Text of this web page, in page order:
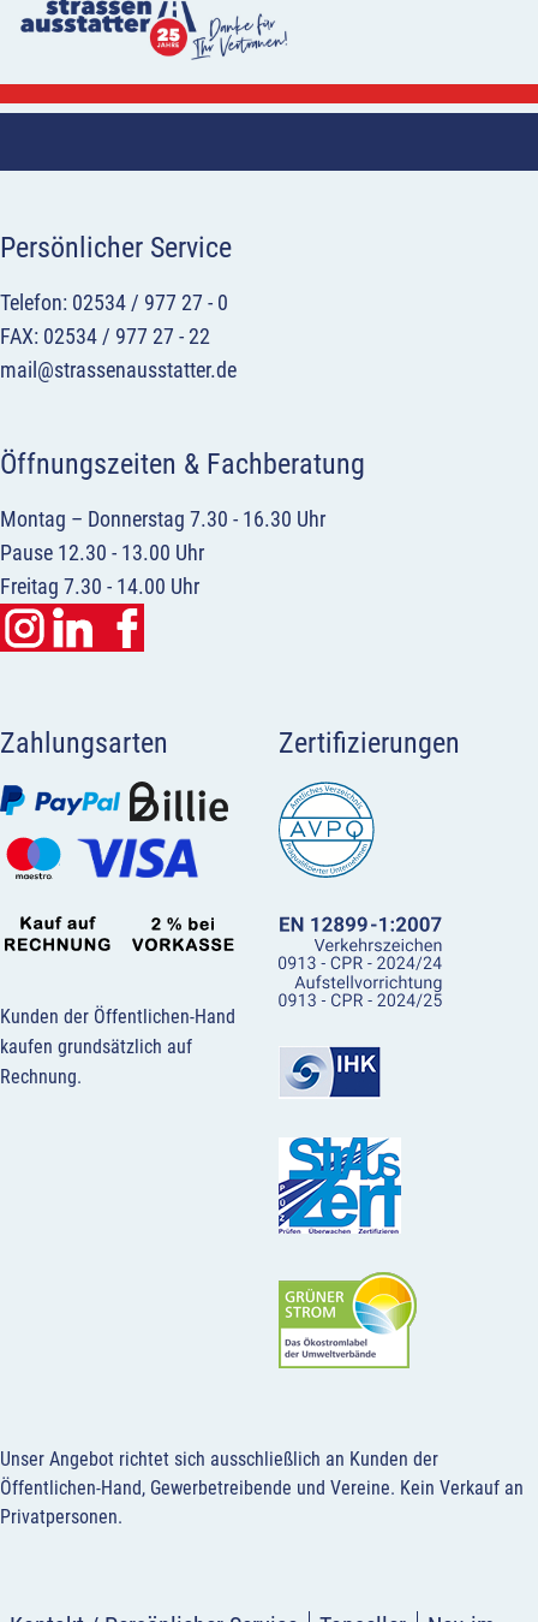
Persönlicher Service
Telefon: 02534 / 977 27 - 0
FAX: 02534 / 977 27 - 22
mail@strassenausstatter.de
Öffnungszeiten & Fachberatung
Montag – Donnerstag 7.30 - 16.30 Uhr
Pause 12.30 - 13.00 Uhr
Freitag 7.30 - 14.00 Uhr
Zahlungsarten
Kunden der Öffentlichen-Hand
kaufen grundsätzlich auf
Rechnung.
Zertifizierungen
Unser Angebot richtet sich ausschließlich an Kunden der
Öffentlichen-Hand, Gewerbetreibende und Vereine. Kein Verkauf an
Privatpersonen.